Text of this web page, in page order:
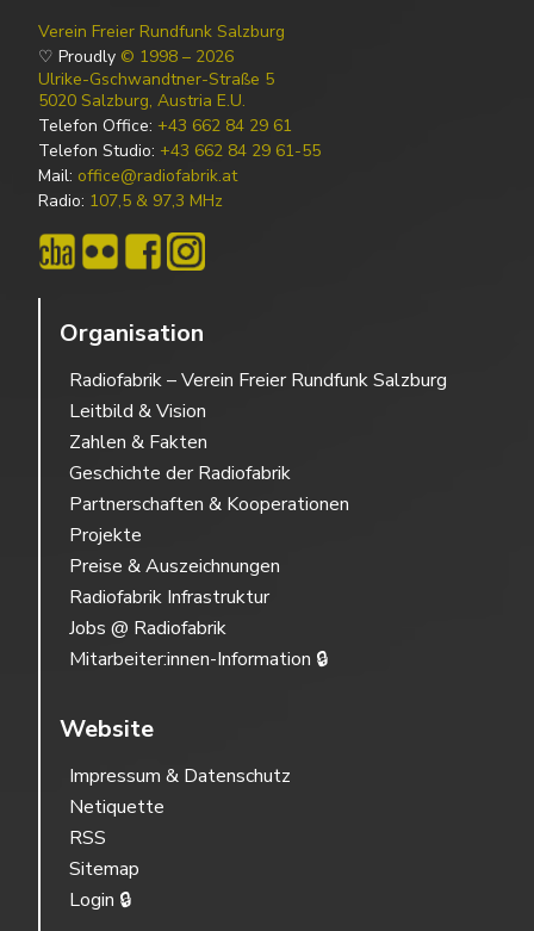
Verein Freier Rundfunk Salzburg
♡ Proudly © 1998 – 2026
Ulrike-Gschwandtner-Straße 5
5020 Salzburg, Austria E.U.
Telefon Office: +43 662 84 29 61
Telefon Studio: +43 662 84 29 61-55
Mail: office@radiofabrik.at
Radio: 107,5 & 97,3 MHz
Organisation
Radiofabrik – Verein Freier Rundfunk Salzburg
Leitbild & Vision
Zahlen & Fakten
Geschichte der Radiofabrik
Partnerschaften & Kooperationen
Projekte
Preise & Auszeichnungen
Radiofabrik Infrastruktur
Jobs @ Radiofabrik
Mitarbeiter:innen-Information 🔒
Website
Impressum & Datenschutz
Netiquette
RSS
Sitemap
Login 🔒